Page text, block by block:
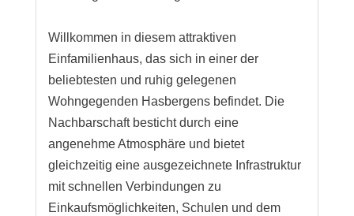
Willkommen in diesem attraktiven
Einfamilienhaus, das sich in einer der
beliebtesten und ruhig gelegenen
Wohngegenden Hasbergens befindet. Die
Nachbarschaft besticht durch eine
angenehme Atmosphäre und bietet
gleichzeitig eine ausgezeichnete Infrastruktur
mit schnellen Verbindungen zu
Einkaufsmöglichkeiten, Schulen und dem